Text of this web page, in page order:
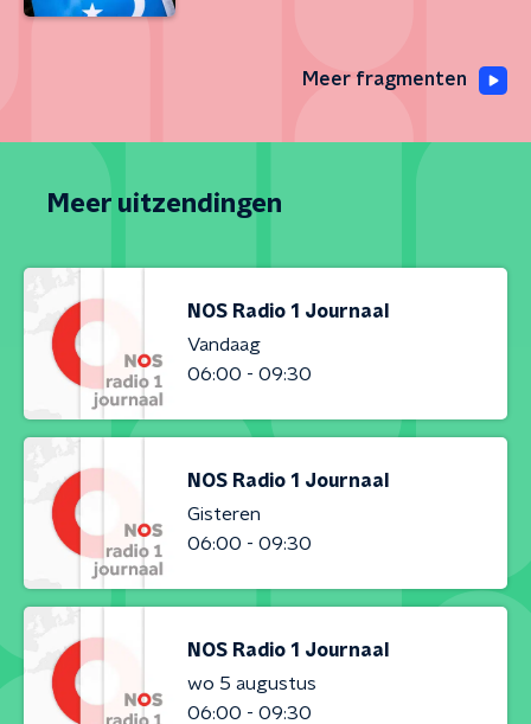
Meer fragmenten
Meer uitzendingen
NOS Radio 1 Journaal
Vandaag
06:00 - 09:30
NOS Radio 1 Journaal
Gisteren
06:00 - 09:30
NOS Radio 1 Journaal
wo 5 augustus
06:00 - 09:30